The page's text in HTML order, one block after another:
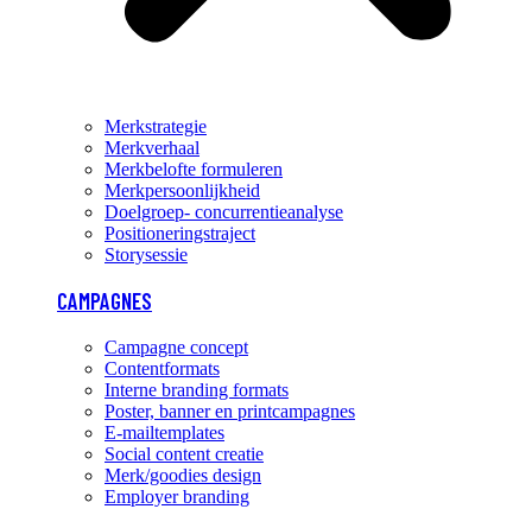
Merkstrategie
Merkverhaal
Merkbelofte formuleren
Merkpersoonlijkheid
Doelgroep- concurrentieanalyse
Positioneringstraject
Storysessie
CAMPAGNES
Campagne concept
Contentformats
Interne branding formats
Poster, banner en printcampagnes
E-mailtemplates
Social content creatie
Merk/goodies design
Employer branding